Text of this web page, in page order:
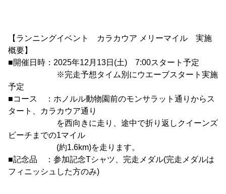
【ランニングイベント カラカウア メリーマイル 実施
概要】
■開催日時：2025年12月13日(土) 7:00スタート予定
※完走予想タイム別にウエーブスタート実施
予定
■コース ：ホノルル動物園前のモンサラット通りからス
タート、カラカウア通り
を西向きに走り、途中で折り返しクイーンズ
ビーチまでの1マイル
(約1.6km)を走ります。
■記念品 ：参加記念Tシャツ、完走メダル(完走メダルは
フィニッシュした方のみ)